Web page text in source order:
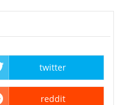
twitter
reddit